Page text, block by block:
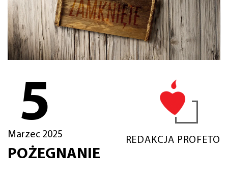
5
Marzec 2025
REDAKCJA PROFETO
POŻEGNANIE